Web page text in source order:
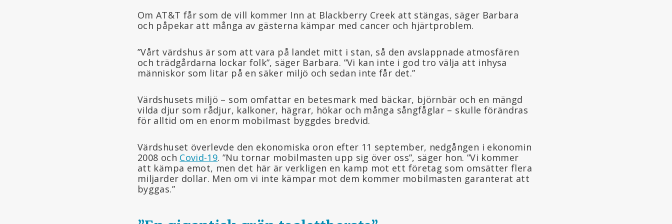
Om AT&T får som de vill kommer Inn at Blackberry Creek att stängas, säger Barbara
och påpekar att många av gästerna kämpar med cancer och hjärtproblem.
”Vårt värdshus är som att vara på landet mitt i stan, så den avslappnade atmosfären
och trädgårdarna lockar folk”, säger Barbara. ”Vi kan inte i god tro välja att inhysa
människor som litar på en säker miljö och sedan inte får det.”
Värdshusets miljö – som omfattar en betesmark med bäckar, björnbär och en mängd
vilda djur som rådjur, kalkoner, hägrar, hökar och många sångfåglar – skulle förändras
för alltid om en enorm mobilmast byggdes bredvid.
Värdshuset överlevde den ekonomiska oron efter 11 september, nedgången i ekonomin
2008 och Covid-19. ”Nu tornar mobilmasten upp sig över oss”, säger hon. ”Vi kommer
att kämpa emot, men det här är verkligen en kamp mot ett företag som omsätter flera
miljarder dollar. Men om vi inte kämpar mot dem kommer mobilmasten garanterat att
byggas.”